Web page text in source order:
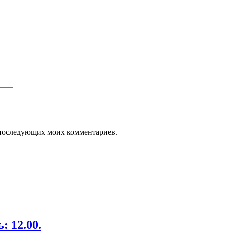
моих комментариев.
12.00.